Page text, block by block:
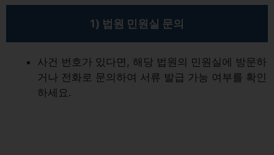
1) 법원 민원실 문의
사건 번호가 있다면, 해당 법원의 민원실에 방문하
거나 전화로 문의하여 서류 발급 가능 여부를 확인
하세요.